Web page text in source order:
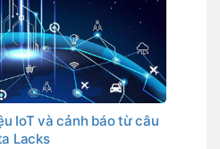
IoT và cảnh báo từ câu
Lacks